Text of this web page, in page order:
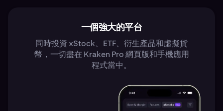
一個強大的平台
同時投資 xStock、ETF、衍生產品和虛擬貨
幣，一切盡在 Kraken Pro 網頁版和手機應用
程式當中。